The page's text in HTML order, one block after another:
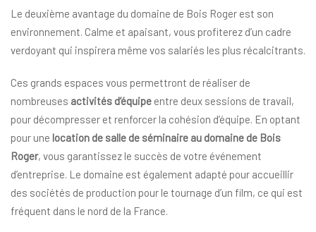
Le deuxième avantage du domaine de Bois Roger est son
environnement. Calme et apaisant, vous profiterez d’un cadre
verdoyant qui inspirera même vos salariés les plus récalcitrants.
Ces grands espaces vous permettront de réaliser de
nombreuses activités d’équipe entre deux sessions de travail,
pour décompresser et renforcer la cohésion d’équipe. En optant
pour une location de salle de séminaire au domaine de Bois
Roger, vous garantissez le succès de votre événement
d’entreprise. Le domaine est également adapté pour accueillir
des sociétés de production pour le tournage d’un film, ce qui est
fréquent dans le nord de la France.